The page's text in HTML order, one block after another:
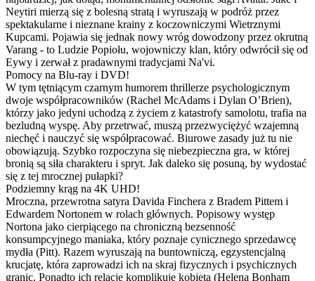
Neytiri mierzą się z bolesną stratą i wyruszają w podróż przez
spektakularne i nieznane krainy z koczowniczymi Wietrznymi
Kupcami. Pojawia się jednak nowy wróg dowodzony przez okrutną
Varang - to Ludzie Popiołu, wojowniczy klan, który odwrócił się od
Eywy i zerwał z pradawnymi tradycjami Na'vi.
Pomocy na Blu-ray i DVD!
W tym tętniącym czarnym humorem thrillerze psychologicznym
dwoje współpracowników (Rachel McAdams i Dylan O’Brien),
którzy jako jedyni uchodzą z życiem z katastrofy samolotu, trafia na
bezludną wyspę. Aby przetrwać, muszą przezwyciężyć wzajemną
niechęć i nauczyć się współpracować. Biurowe zasady już tu nie
obowiązują. Szybko rozpoczyna się niebezpieczna gra, w której
bronią są siła charakteru i spryt. Jak daleko się posuną, by wydostać
się z tej mrocznej pułapki?
Podziemny krąg na 4K UHD!
Mroczna, przewrotna satyra Davida Finchera z Bradem Pittem i
Edwardem Nortonem w rolach głównych. Popisowy występ
Nortona jako cierpiącego na chroniczną bezsenność
konsumpcyjnego maniaka, który poznaje cynicznego sprzedawcę
mydła (Pitt). Razem wyruszają na buntowniczą, egzystencjalną
krucjatę, która zaprowadzi ich na skraj fizycznych i psychicznych
granic. Ponadto ich relację komplikuje kobieta (Helena Bonham